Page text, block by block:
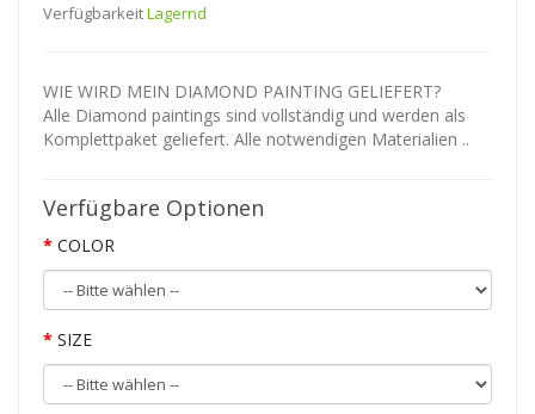
VerfügbarkeitLagernd
WIE WIRD MEIN DIAMOND PAINTING GELIEFERT?
Alle Diamond paintings sind vollständig und werden als
Komplettpaket geliefert. Alle notwendigen Materialien ..
Verfügbare Optionen
COLOR
SIZE